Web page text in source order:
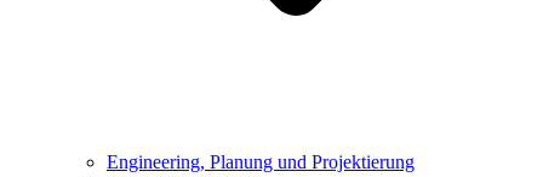
Engineering, Planung und Projektierung